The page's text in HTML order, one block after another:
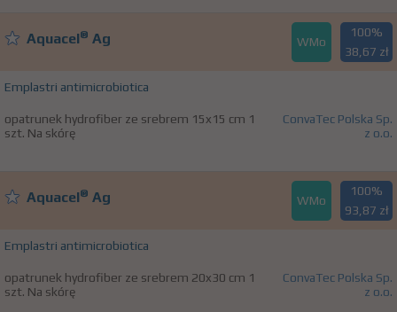
Aquacel® Ag WMo
100%
38,67 zł
Emplastri antimicrobiotica
opatrunek hydrofiber ze srebrem 15x15 cm 1
szt. Na skórę
ConvaTec Polska Sp.
z o.o.
Aquacel® Ag WMo
100%
93,87 zł
Emplastri antimicrobiotica
opatrunek hydrofiber ze srebrem 20x30 cm 1
szt. Na skórę
ConvaTec Polska Sp.
z o.o.